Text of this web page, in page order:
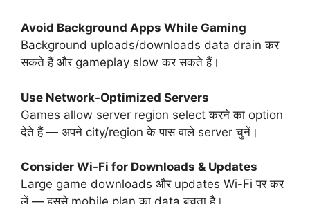
Avoid Background Apps While Gaming
Background uploads/downloads data drain कर
सकते हैं और gameplay slow कर सकते हैं।
Use Network-Optimized Servers
Games allow server region select करने का option
देते हैं — अपने city/region के पास वाले server चुनें।
Consider Wi-Fi for Downloads & Updates
Large game downloads और updates Wi-Fi पर कर